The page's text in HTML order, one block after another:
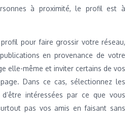
à proximité, le profil est à
pour faire grossir votre réseau,
en provenance de votre
elle-même et inviter certains de vos
Dans ce cas, sélectionnez les
intéressées par ce que vous
pas vos amis en faisant sans